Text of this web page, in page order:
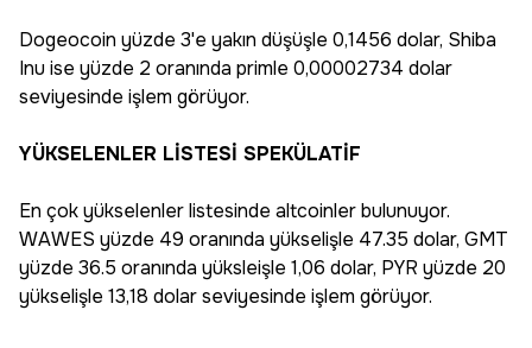
Dogeocoin yüzde 3'e yakın düşüşle 0,1456 dolar, Shiba
Inu ise yüzde 2 oranında primle 0,00002734 dolar
seviyesinde işlem görüyor.
YÜKSELENLER LİSTESİ SPEKÜLATİF
En çok yükselenler listesinde altcoinler bulunuyor.
WAWES yüzde 49 oranında yükselişle 47.35 dolar, GMT
yüzde 36.5 oranında yüksleişle 1,06 dolar, PYR yüzde 20
yükselişle 13,18 dolar seviyesinde işlem görüyor.